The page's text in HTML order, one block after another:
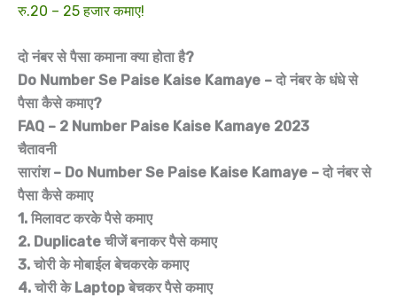
रु.20 – 25 हजार कमाए!
दो नंबर से पैसा कमाना क्या होता है?
Do Number Se Paise Kaise Kamaye – दो नंबर के धंधे से
पैसा कैसे कमाए?
FAQ – 2 Number Paise Kaise Kamaye 2023
चैतावनी
सारांश – Do Number Se Paise Kaise Kamaye – दो नंबर से
पैसा कैसे कमाए
1. मिलावट करके पैसे कमाए
2. Duplicate चीजें बनाकर पैसे कमाए
3. चोरी के मोबाईल बेचकरके कमाए
4. चोरी के Laptop बेचकर पैसे कमाए